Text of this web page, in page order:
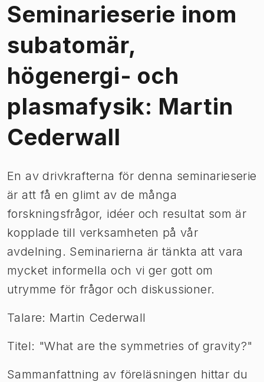
Seminarieserie inom
subatomär,
högenergi- och
plasmafysik: Martin
Cederwall
En av drivkrafterna för denna seminarieserie
är att få en glimt av de många
forskningsfrågor, idéer och resultat som är
kopplade till verksamheten på vår
avdelning. Seminarierna är tänkta att vara
mycket informella och vi ger gott om
utrymme för frågor och diskussioner.
Talare: Martin Cederwall
Titel: "What are the symmetries of gravity?"
Sammanfattning av föreläsningen hittar du